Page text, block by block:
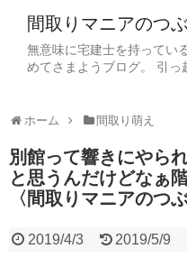
間取りマニアのつ
無意味に宅建士を持ってい
めてさまようブログ。 引っ
ホーム 間取り萌え
別館って響きにやら
と思うんだけどなぁ
〈間取りマニアのつ
2019/4/3 2019/5/9